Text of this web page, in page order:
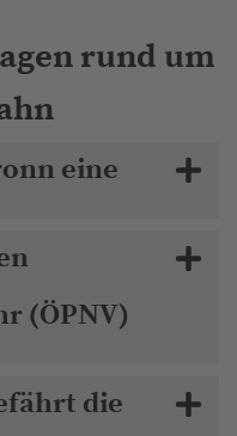
rund um
eine
(ÖPNV)
die